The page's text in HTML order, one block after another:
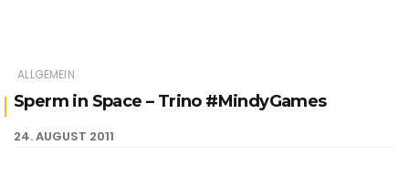
ALLGEMEIN
Sperm in Space – Trino #MindyGames
24. AUGUST 2011